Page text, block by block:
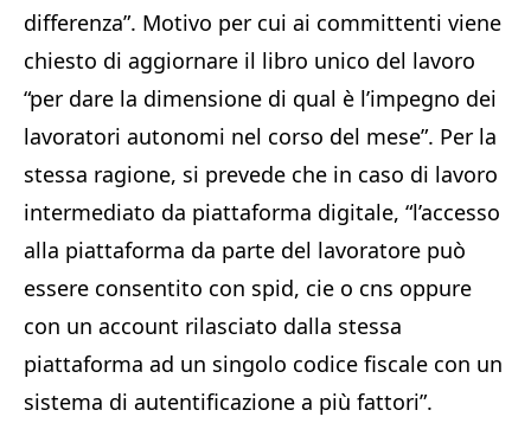
differenza”. Motivo per cui ai committenti viene
chiesto di aggiornare il libro unico del lavoro
“per dare la dimensione di qual è l’impegno dei
lavoratori autonomi nel corso del mese”. Per la
stessa ragione, si prevede che in caso di lavoro
intermediato da piattaforma digitale, “l’accesso
alla piattaforma da parte del lavoratore può
essere consentito con spid, cie o cns oppure
con un account rilasciato dalla stessa
piattaforma ad un singolo codice fiscale con un
sistema di autentificazione a più fattori”.